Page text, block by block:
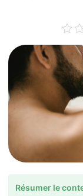
Résumer le